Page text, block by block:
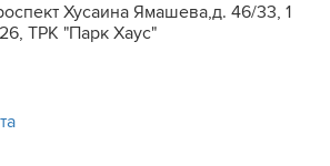
Хусаина Ямашева,д. 46/33, 1
ТРК "Парк Хаус"